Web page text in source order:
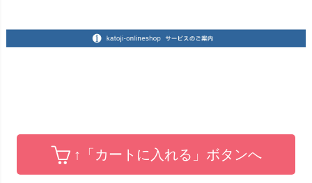
↑「カートに入れる」ボタンへ